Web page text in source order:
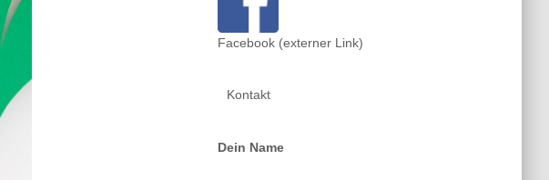
Facebook (externer Link)
Kontakt
Dein Name